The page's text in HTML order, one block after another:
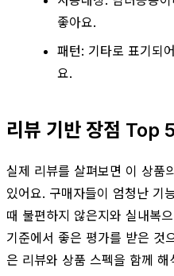
좋아요.
패턴: 기타로 표기되
요.
리뷰 기반 장점 Top 5
실제 리뷰를 살펴보면 이 상품
있어요. 구매자들이 엄청난 기
때 불편하지 않은지와 실내복
기준에서 좋은 평가를 받은 것
은 리뷰와 상품 스펙을 함께